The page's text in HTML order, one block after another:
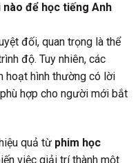
để học tiếng Anh
đối, quan trọng là thể
độ. Tuy nhiên, các
hoạt hình thường có lời
hợp cho người mới bắt
quả từ phim học
việc giải trí thành một